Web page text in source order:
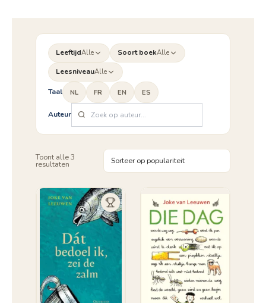
LeeftijdAlle Soort boekAlle
LeesniveauAlle
Taal NL FR EN ES
Auteur
Toont alle 3
resultaten